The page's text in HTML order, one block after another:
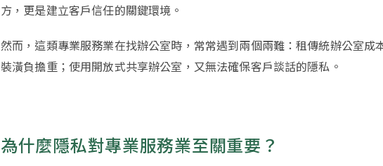
方，更是建立客戶信任的關鍵環境。
然而，這類專業服務業在找辦公室時，常常遇到兩個兩難：租傳統辦公室成
裝潢負擔重；使用開放式共享辦公室，又無法確保客戶談話的隱私。
為什麼隱私對專業服務業至關重要？